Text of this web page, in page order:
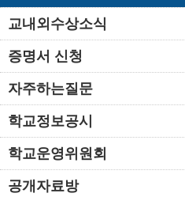
교내외수상소식
증명서 신청
자주하는질문
학교정보공시
학교운영위원회
공개자료방